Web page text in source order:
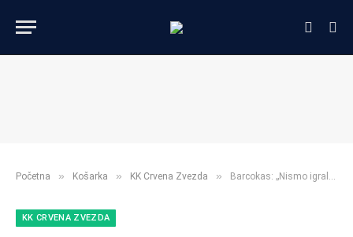
Početna » Košarka » KK Crvena Zvezda » Barcokas: „Nismo igrali košarku!“ – Sport Puls
KK CRVENA ZVEZDA